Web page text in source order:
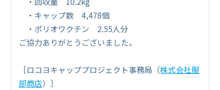
・キャップ数 4,478個
・ポリオワクチン 2.55人分
ご協力ありがとうございました。
［ロコヨキャッププロジェクト事務局（株式会社服
部商店）］